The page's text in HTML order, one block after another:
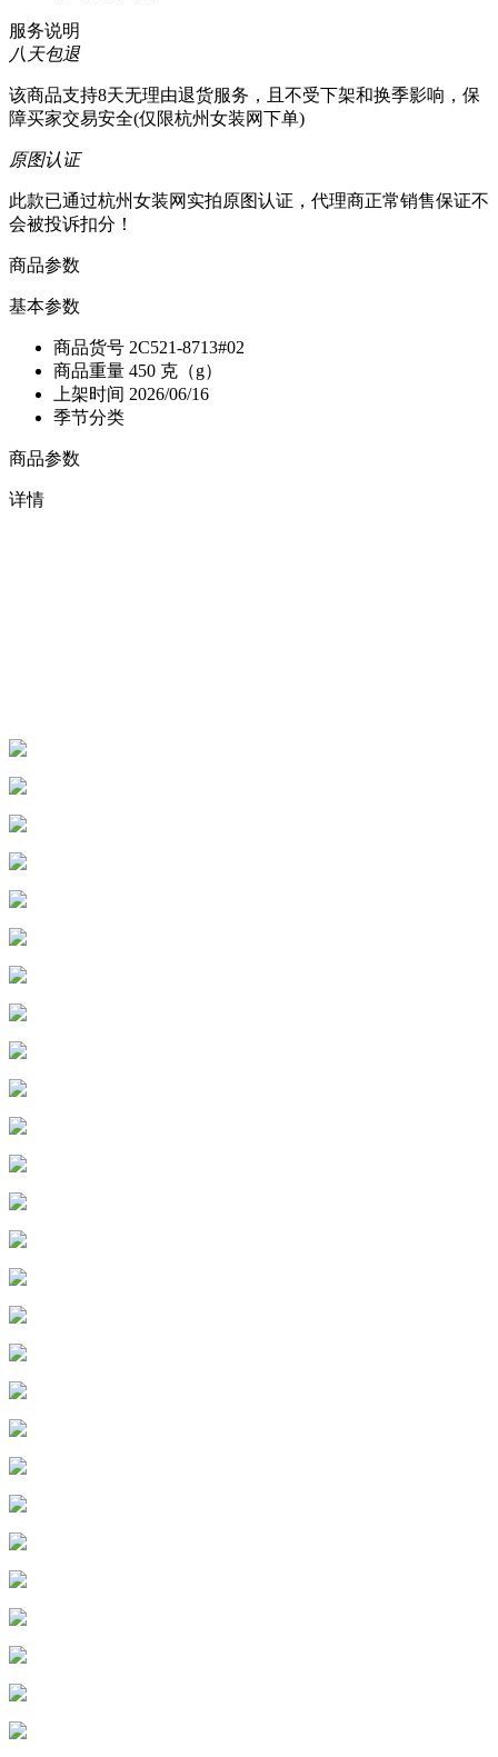
服务说明
八天包退
该商品支持8天无理由退货服务，且不受下架和换季影响，保
障买家交易安全(仅限杭州女装网下单)
原图认证
此款已通过杭州女装网实拍原图认证，代理商正常销售保证不
会被投诉扣分！
商品参数
基本参数
商品货号 2C521-8713#02
商品重量 450 克（g）
上架时间 2026/06/16
季节分类
商品参数
详情